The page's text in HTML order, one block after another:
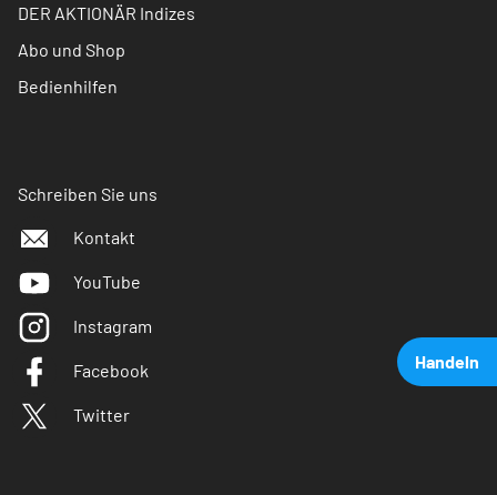
Handeln
DER AKTIONÄR Indizes
Abo und Shop
Bedienhilfen
Schreiben Sie uns
Kontakt
YouTube
Instagram
Facebook
Twitter